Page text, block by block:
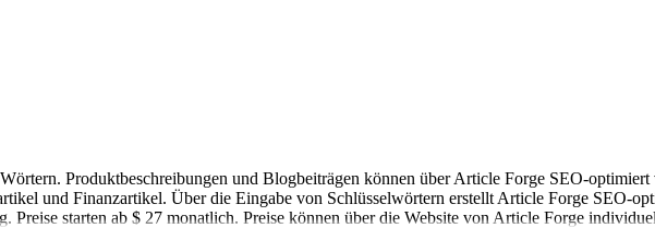
Produktbeschreibungen und Blogbeiträgen können über Article Forge SEO-optimiert
und Finanzartikel. Über die Eingabe von Schlüsselwörtern erstellt Article Forge SEO-
Preise starten ab $ 27 monatlich. Preise können über die Website von Article Forge